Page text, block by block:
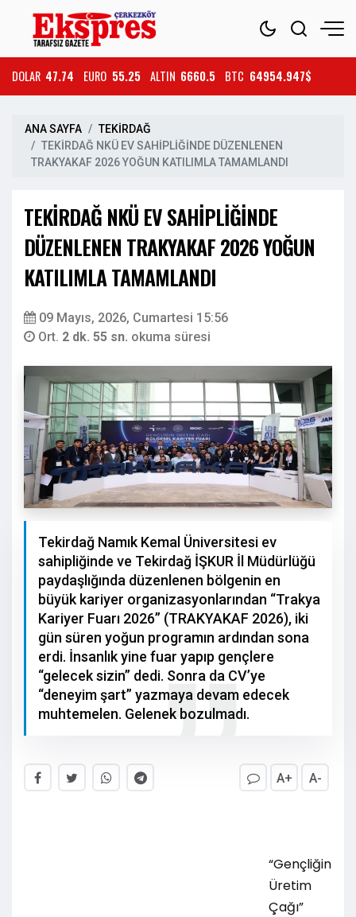
DOLAR 47.74 EURO 55.25 ALTIN 6660.5 BTC 64954.947$
ANA SAYFA
TEKİRDAĞ
TEKİRDAĞ NKÜ EV SAHİPLİĞİNDE DÜZENLENEN
TRAKYAKAF 2026 YOĞUN KATILIMLA TAMAMLANDI
TEKİRDAĞ NKÜ EV SAHİPLİĞİNDE
DÜZENLENEN TRAKYAKAF 2026 YOĞUN
KATILIMLA TAMAMLANDI
09 Mayıs, 2026, Cumartesi 15:56
Ort. 2 dk. 55 sn. okuma süresi
Tekirdağ Namık Kemal Üniversitesi ev
sahipliğinde ve Tekirdağ İŞKUR İl Müdürlüğü
paydaşlığında düzenlenen bölgenin en
büyük kariyer organizasyonlarından “Trakya
Kariyer Fuarı 2026” (TRAKYAKAF 2026), iki
gün süren yoğun programın ardından sona
erdi. İnsanlık yine fuar yapıp gençlere
“gelecek sizin” dedi. Sonra da CV’ye
“deneyim şart” yazmaya devam edecek
muhtemelen. Gelenek bozulmadı.
A+ A-
“Gençliğin
Üretim
Çağı”